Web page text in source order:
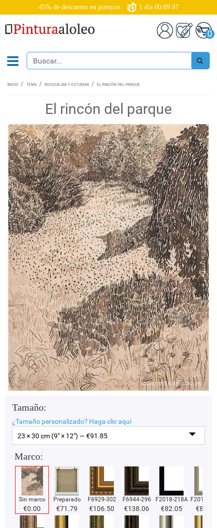
45% de descuento en pinturas 1 día 00:09:47
0
INICIO TEMA BOSQUEJAR Y ESTUDIAR EL RINCÓN DEL PARQUE
El rincón del parque
Tamaño:
¿Tamaño personalizado? Haga clic aquí
23 × 30 cm (9" × 12") — €91.85
Marco:
Sin marco
€0.00
Preparado
€71.79
F6929-302
€106.50
F6944-296
€138.06
F2018-218A
€82.05
F2018-
€82.05